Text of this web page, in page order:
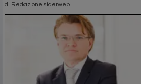
di Redazione siderweb